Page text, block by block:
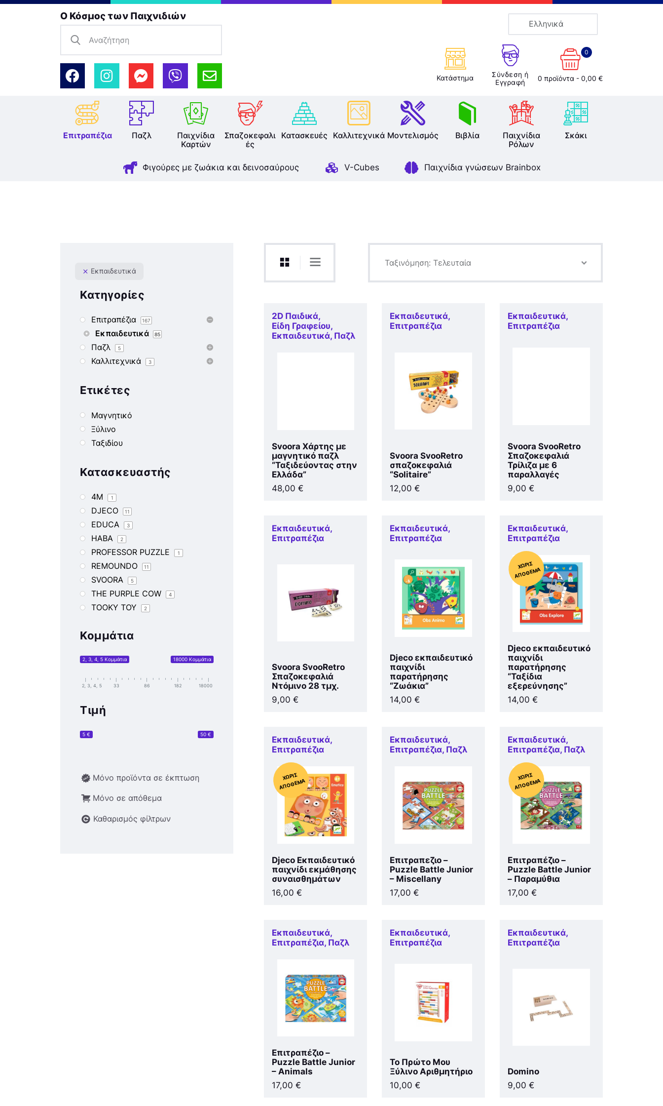
Ο Κόσμος των Παιχνιδιών
Ελληνικά
Κατάστημα
Σύνδεση ή
Εγγραφή
0 προϊόντα - 0,00 €
0
Επιτραπέζια Παζλ
Παιχνίδια
Καρτών
Σπαζοκεφαλι
ές
Κατασκευές Καλλιτεχνικά Μοντελισμός Βιβλία
Παιχνίδια
Ρόλων
Σκάκι
Φιγούρες με ζωάκια και δεινοσαύρους V-Cubes Παιχνίδια γνώσεων Brainbox
Κατασκευές
Καλλιτεχνικά
Μοντελισμός
2D Παιδικά,
Είδη Γραφείου,
Εκπαιδευτικά, Παζλ
Svoora Χάρτης με
μαγνητικό παζλ
“Ταξιδεύοντας στην
Ελλάδα”
48,00€
Εκπαιδευτικά,
Επιτραπέζια
Svoora SvooRetro
σπαζοκεφαλιά
“Solitaire”
12,00€
Εκπαιδευτικά,
Επιτραπέζια
Svoora SvooRetro
Σπαζοκεφαλιά
Τρίλιζα με 6
παραλλαγές
9,00€
Εκπαιδευτικά,
Επιτραπέζια
Svoora SvooRetro
Σπαζοκεφαλιά
Ντόμινο 28 τμχ.
9,00€
Εκπαιδευτικά,
Επιτραπέζια
Djeco εκπαιδευτικό
παιχνίδι
παρατήρησης
“Ζωάκια”
14,00€
Εκπαιδευτικά,
Επιτραπέζια
Χ
ΩΡΊΣ
Α
Π
Ό
ΘΕ
ΜΑ
Djeco εκπαιδευτικό
παιχνίδι
παρατήρησης
“Ταξίδια
εξερεύνησης”
14,00€
Εκπαιδευτικά,
Επιτραπέζια
Χ
ΩΡΊΣ
Α
Π
Ό
ΘΕ
ΜΑ
Djeco Εκπαιδευτικό
παιχνίδι εκμάθησης
συναισθημάτων
16,00€
Εκπαιδευτικά,
Επιτραπέζια, Παζλ
Επιτραπεζιο –
Puzzle Battle Junior
– Miscellany
17,00€
Εκπαιδευτικά,
Επιτραπέζια, Παζλ
Χ
ΩΡΊΣ
Α
Π
Ό
ΘΕ
ΜΑ
Επιτραπέζιο –
Puzzle Battle Junior
– Παραμύθια
17,00€
Εκπαιδευτικά,
Επιτραπέζια, Παζλ
Επιτραπέζιο –
Puzzle Battle Junior
– Animals
17,00€
Εκπαιδευτικά,
Επιτραπέζια
Το Πρώτο Μου
Ξύλινο Αριθμητήριο
10,00€
Εκπαιδευτικά,
Επιτραπέζια
Domino
9,00€
Εκπαιδευτικά
Κατηγορίες
Επιτραπέζια 167
Εκπαιδευτικά 85
Παζλ 5
Καλλιτεχνικά 3
Ετικέτες
Μαγνητικό
Ξύλινο
Ταξιδίου
Κατασκευαστής
4M 1
DJECO 11
EDUCA 3
HABA 2
PROFESSOR PUZZLE 1
REMOUNDO 11
SVOORA 5
THE PURPLE COW 4
TOOKY TOY 2
ΔΕΣΥΛΛΑΣ
Κομμάτια
2, 3, 4, 5 Κομμάτια 18000 Κομμάτια
2, 3, 4, 5 33 86 182 18000
Τιμή
5 € 50 €
Μόνο προϊόντα σε έκπτωση
Μόνο σε απόθεμα
Καθαρισμός φίλτρων